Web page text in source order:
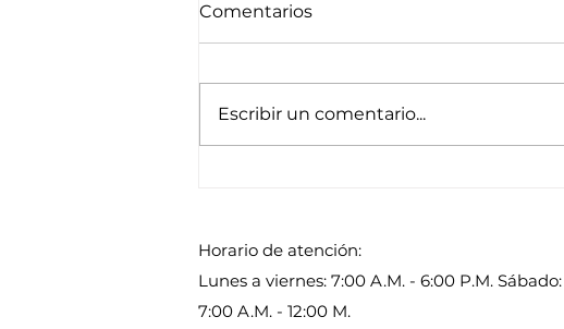
Comentarios
Escribir un comentario...
Horario de atención:
Lunes a viernes: 7:00 A.M. - 6:00 P.M. Sábado:
7:00 A.M. - 12:00 M.